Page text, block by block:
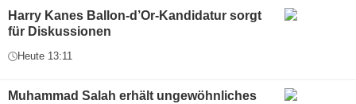
Harry Kanes Ballon-d’Or-Kandidatur sorgt
für Diskussionen
Heute 13:11
Muhammad Salah erhält ungewöhnliches